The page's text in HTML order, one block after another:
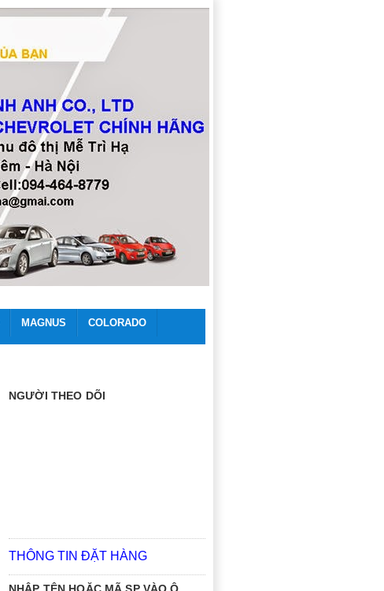
MAGNUS COLORADO
NGƯỜI THEO DÕI
THÔNG TIN ĐẶT HÀNG